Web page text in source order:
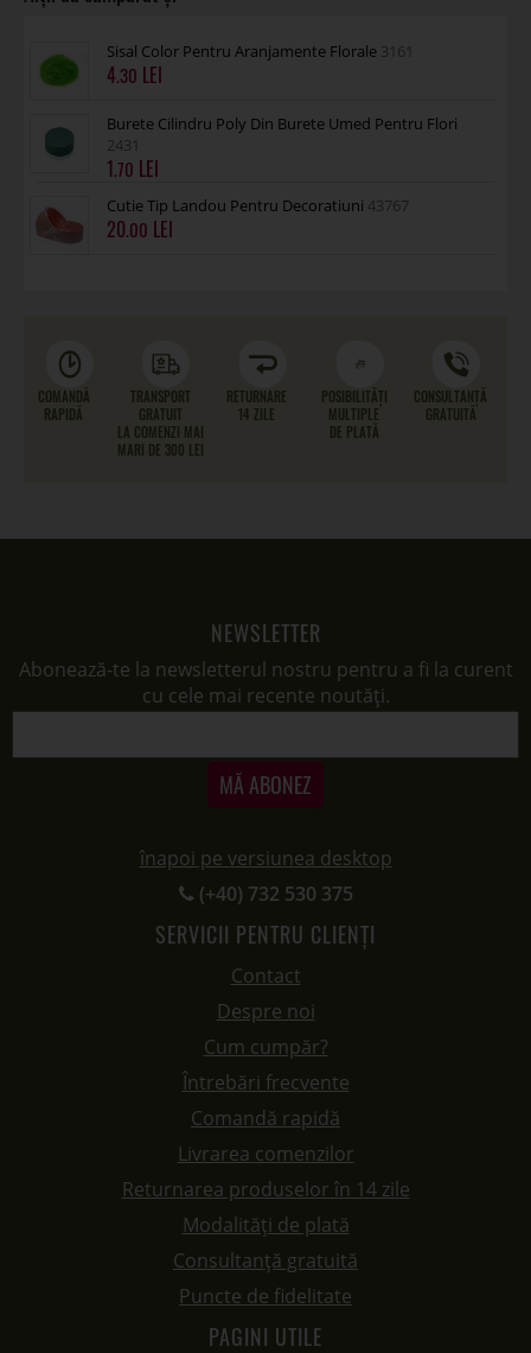
Sisal Color Pentru Aranjamente Florale 3161
4.30
Burete Cilindru Poly Din Burete Umed Pentru Flori
2431
1.70
Cutie Tip Landou Pentru Decoratiuni 43767
20.00
COMANDĂ
RAPIDĂ
TRANSPORT
GRATUIT
LA COMENZI MAI
MARI DE 300 LEI
RETURNARE
14 ZILE
POSIBILITĂȚI
MULTIPLE
DE PLATĂ
CONSULTANȚĂ
GRATUITĂ
NEWSLETTER
Abonează-te la newsletterul nostru pentru a fi la curent
cu cele mai recente noutăți.
MĂ ABONEZ
înapoi pe versiunea desktop
(+40) 732 530 375
SERVICII PENTRU CLIENȚI
Contact
Despre noi
Cum cumpăr?
Întrebări frecvente
Comandă rapidă
Livrarea comenzilor
Returnarea produselor în 14 zile
Modalități de plată
Consultanță gratuită
Puncte de fidelitate
PAGINI UTILE